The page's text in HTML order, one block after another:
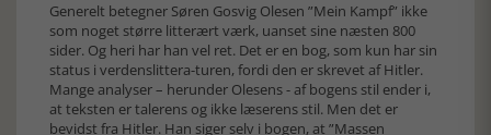
Generelt betegner Søren Gosvig Olesen ”Mein Kampf” ikke
som noget større litterært værk, uanset sine næsten 800
sider. Og heri har han vel ret. Det er en bog, som kun har sin
status i verdenslittera-turen, fordi den er skrevet af Hitler.
Mange analyser – herunder Olesens - af bogens stil ender i,
at teksten er talerens og ikke læserens stil. Men det er
bevidst fra Hitler. Han siger selv i bogen, at ”Massen